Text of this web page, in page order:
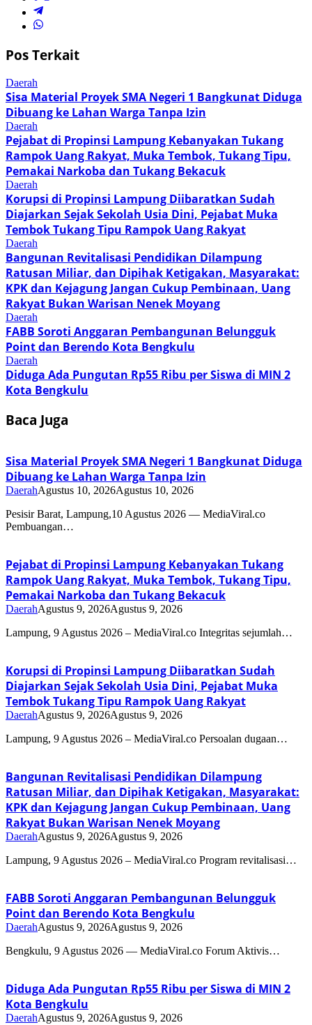
Pos Terkait
Daerah
Sisa Material Proyek SMA Negeri 1 Bangkunat Diduga
Dibuang ke Lahan Warga Tanpa Izin
Daerah
Pejabat di Propinsi Lampung Kebanyakan Tukang
Rampok Uang Rakyat, Muka Tembok, Tukang Tipu,
Pemakai Narkoba dan Tukang Bekacuk
Daerah
Korupsi di Propinsi Lampung Diibaratkan Sudah
Diajarkan Sejak Sekolah Usia Dini, Pejabat Muka
Tembok Tukang Tipu Rampok Uang Rakyat
Daerah
Bangunan Revitalisasi Pendidikan Dilampung
Ratusan Miliar, dan Dipihak Ketigakan, Masyarakat:
KPK dan Kejagung Jangan Cukup Pembinaan, Uang
Rakyat Bukan Warisan Nenek Moyang
Daerah
FABB Soroti Anggaran Pembangunan Belungguk
Point dan Berendo Kota Bengkulu
Daerah
Diduga Ada Pungutan Rp55 Ribu per Siswa di MIN 2
Kota Bengkulu
Baca Juga
Sisa Material Proyek SMA Negeri 1 Bangkunat Diduga
Dibuang ke Lahan Warga Tanpa Izin
DaerahAgustus 10, 2026Agustus 10, 2026
Pesisir Barat, Lampung,10 Agustus 2026 — MediaViral.co
Pembuangan…
Pejabat di Propinsi Lampung Kebanyakan Tukang
Rampok Uang Rakyat, Muka Tembok, Tukang Tipu,
Pemakai Narkoba dan Tukang Bekacuk
DaerahAgustus 9, 2026Agustus 9, 2026
Lampung, 9 Agustus 2026 – MediaViral.co Integritas sejumlah…
Korupsi di Propinsi Lampung Diibaratkan Sudah
Diajarkan Sejak Sekolah Usia Dini, Pejabat Muka
Tembok Tukang Tipu Rampok Uang Rakyat
DaerahAgustus 9, 2026Agustus 9, 2026
Lampung, 9 Agustus 2026 – MediaViral.co Persoalan dugaan…
Bangunan Revitalisasi Pendidikan Dilampung
Ratusan Miliar, dan Dipihak Ketigakan, Masyarakat:
KPK dan Kejagung Jangan Cukup Pembinaan, Uang
Rakyat Bukan Warisan Nenek Moyang
DaerahAgustus 9, 2026Agustus 9, 2026
Lampung, 9 Agustus 2026 – MediaViral.co Program revitalisasi…
FABB Soroti Anggaran Pembangunan Belungguk
Point dan Berendo Kota Bengkulu
DaerahAgustus 9, 2026Agustus 9, 2026
Bengkulu, 9 Agustus 2026 — MediaViral.co Forum Aktivis…
Diduga Ada Pungutan Rp55 Ribu per Siswa di MIN 2
Kota Bengkulu
DaerahAgustus 9, 2026Agustus 9, 2026